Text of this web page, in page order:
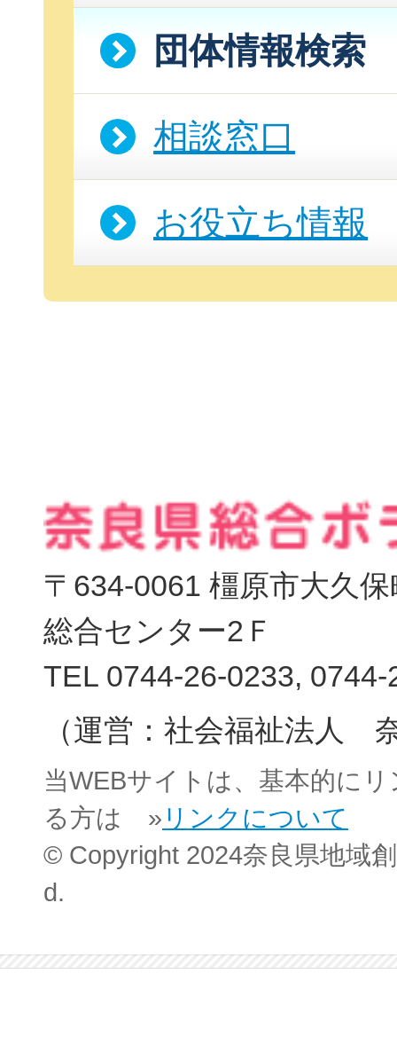
団体情報検索
相談窓口
お役立ち情報
〒634-0061 橿原市大久
総合センター2Ｆ
TEL 0744-26-0233, 0744-
（運営：社会福祉法人
当WEBサイトは、基本的に
る方は » リンクについて
© Copyright 2024奈良県地域
d.